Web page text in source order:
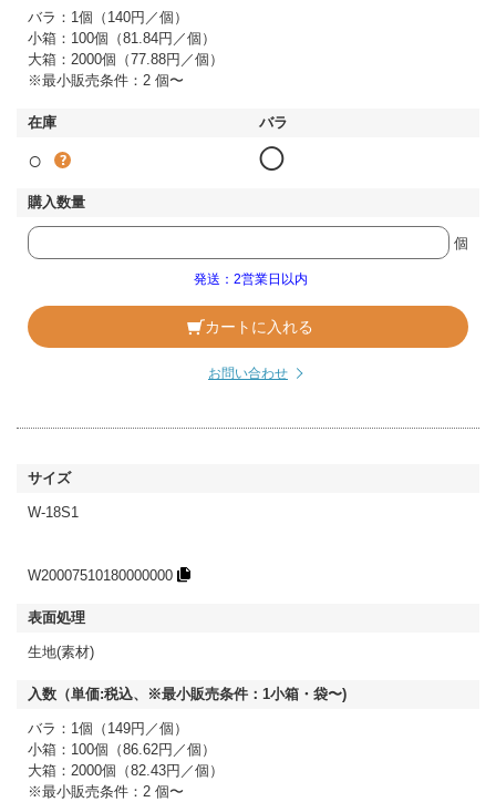
バラ：1個（140円／個）
小箱：100個（81.84円／個）
大箱：2000個（77.88円／個）
※最小販売条件：2 個〜
○ ◯
個
発送：2営業日以内
カートに入れる
お問い合わせ
W-18S1
W20007510180000000
生地(素材)
バラ：1個（149円／個）
小箱：100個（86.62円／個）
大箱：2000個（82.43円／個）
※最小販売条件：2 個〜